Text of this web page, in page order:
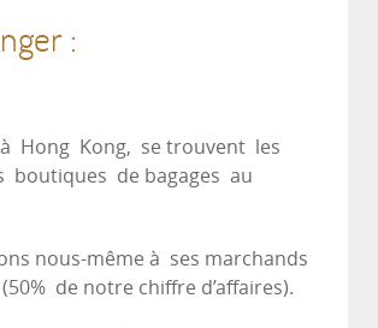
:
à Hong Kong, se trouvent les
boutiques de bagages au
nous-même à ses marchands
de notre chiffre d’affaires).